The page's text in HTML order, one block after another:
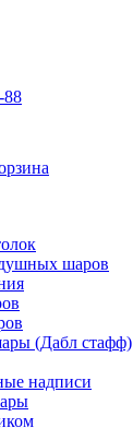
88
шаров
(Дабл стафф)
надписи